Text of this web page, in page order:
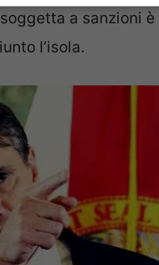
a sanzioni
l’isola.